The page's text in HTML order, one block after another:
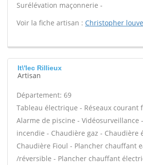
Surélévation maçonnerie -
Voir la fiche artisan : Christopher
It\'lec Rillieux
Artisan
Département: 69
Tableau électrique - Réseaux courant
Alarme de piscine - Vidéosurveillance
incendie - Chaudière gaz - Chaudière
Chaudière Fioul - Plancher chauffant
/réversible - Plancher chauffant